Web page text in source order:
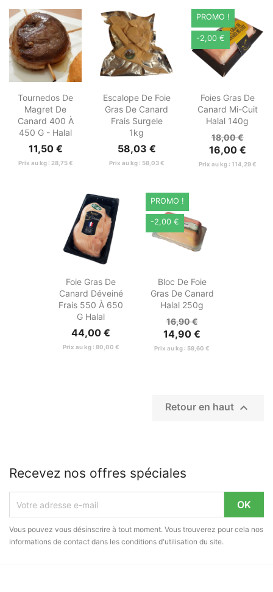
Aperçu
rapide
Tournedos De
Magret De
Canard 400 À
450 G - Halal
11,50 €
Prix au kg : 28,75 €
Aperçu
rapide
Escalope De Foie
Gras De Canard
Frais Surgele
1kg
58,03 €
Prix au kg : 58,03 €
Aperçu
rapide
Foies Gras De
Canard Mi-Cuit
Halal 140g
18,00 €
16,00 €
Prix au kg : 114,29 €
PROMO !
-2,00 €
Aperçu
rapide
Foie Gras De
Canard Déveiné
Frais 550 À 650
G Halal
44,00 €
Prix au kg : 80,00 €
Aperçu
rapide
Bloc De Foie
Gras De Canard
Halal 250g
16,90 €
14,90 €
Prix au kg : 59,60 €
PROMO !
-2,00 €
Retour en haut 
Recevez nos offres spéciales
Vous pouvez vous désinscrire à tout moment. Vous trouverez pour cela nos
informations de contact dans les conditions d'utilisation du site.